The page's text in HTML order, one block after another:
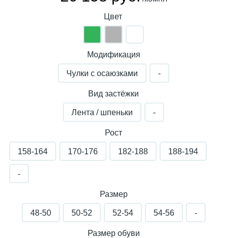
Цвет
Модификация
Чулки с осаюзками -
Вид застёжки
Лента / шпеньки -
Рост
158-164 170-176 182-188 188-194
-
Размер
48-50 50-52 52-54 54-56 -
Размер обуви